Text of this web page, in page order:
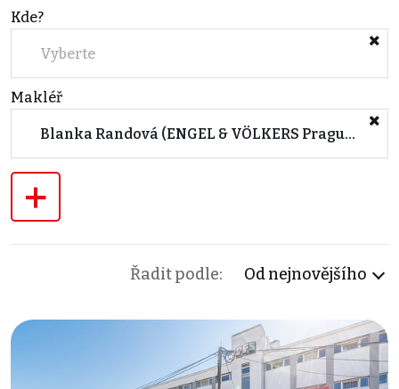
Kde?
Vyberte
Makléř
Blanka Randová (ENGEL & VÖLKERS Prague 5)
+
Řadit podle: Od nejnovějšího